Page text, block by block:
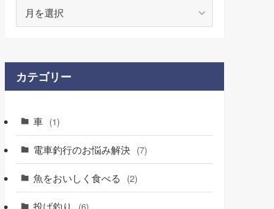
ブ
カテゴリー
車 (1)
電車釣行のお悩み解決 (7)
魚をおいしく食べる (2)
投げ釣り (6)